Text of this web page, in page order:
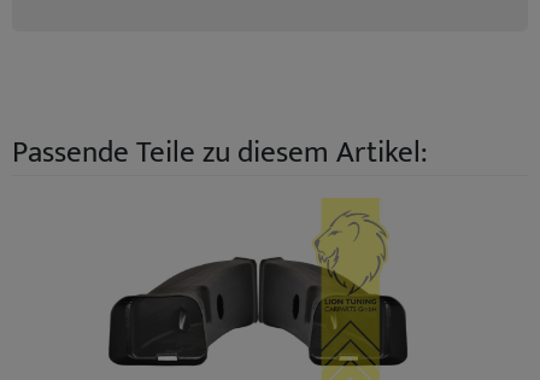
Passende Teile zu diesem Artikel: